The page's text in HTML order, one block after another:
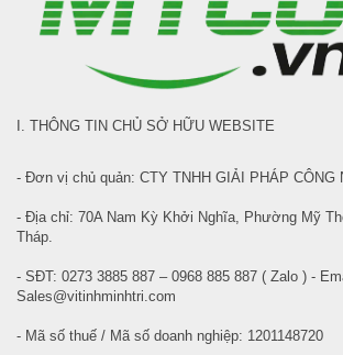
I. THÔNG TIN CHỦ SỞ HỮU WEBSITE
- Đơn vị chủ quản: CTY TNHH GIẢI PHÁP CÔNG
- Địa chỉ: 70A Nam Kỳ Khởi Nghĩa, Phường Mỹ
Tháp.
- SĐT: 0273 3885 887 – 0968 885 887 ( Zalo ) -
Sales@vitinhminhtri.com
- Mã số thuế / Mã số doanh nghiệp: 1201148720